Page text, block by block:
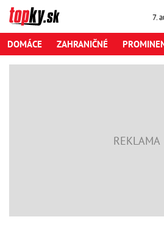
7.
DOMÁCE ZAHRANIČNÉ